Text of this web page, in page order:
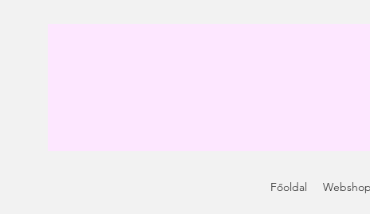
Főoldal Webshop